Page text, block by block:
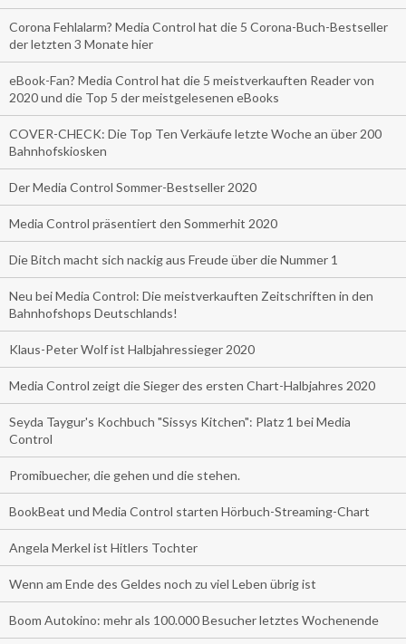
Corona Fehlalarm? Media Control hat die 5 Corona-Buch-Bestseller
der letzten 3 Monate hier
eBook-Fan? Media Control hat die 5 meistverkauften Reader von
2020 und die Top 5 der meistgelesenen eBooks
COVER-CHECK: Die Top Ten Verkäufe letzte Woche an über 200
Bahnhofskiosken
Der Media Control Sommer-Bestseller 2020
Media Control präsentiert den Sommerhit 2020
Die Bitch macht sich nackig aus Freude über die Nummer 1
Neu bei Media Control: Die meistverkauften Zeitschriften in den
Bahnhofshops Deutschlands!
Klaus-Peter Wolf ist Halbjahressieger 2020
Media Control zeigt die Sieger des ersten Chart-Halbjahres 2020
Seyda Taygur's Kochbuch "Sissys Kitchen": Platz 1 bei Media
Control
Promibuecher, die gehen und die stehen.
BookBeat und Media Control starten Hörbuch-Streaming-Chart
Angela Merkel ist Hitlers Tochter
Wenn am Ende des Geldes noch zu viel Leben übrig ist
Boom Autokino: mehr als 100.000 Besucher letztes Wochenende